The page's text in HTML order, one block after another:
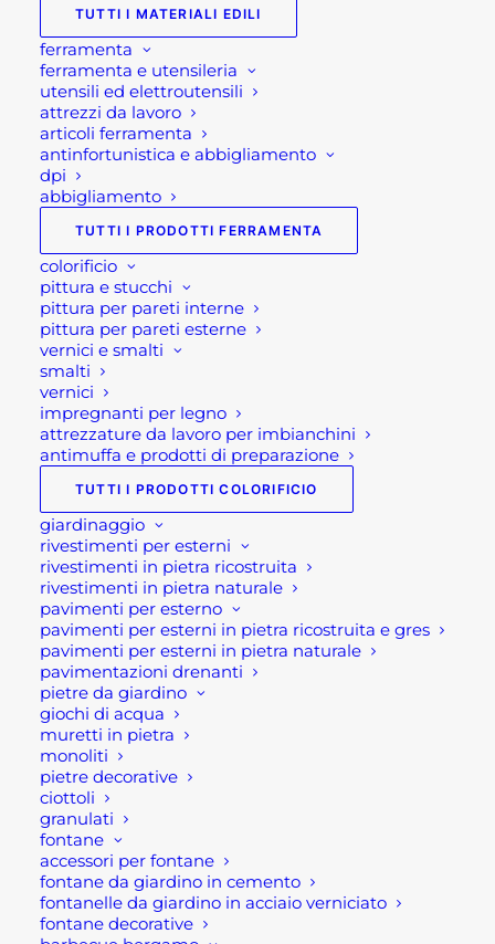
TUTTI I MATERIALI EDILI
ferramenta
ferramenta e utensileria
utensili ed elettroutensili
attrezzi da lavoro
articoli ferramenta
antinfortunistica e abbigliamento
dpi
abbigliamento
TUTTI I PRODOTTI FERRAMENTA
colorificio
pittura e stucchi
pittura per pareti interne
pittura per pareti esterne
vernici e smalti
smalti
vernici
impregnanti per legno
attrezzature da lavoro per imbianchini
antimuffa e prodotti di preparazione
TUTTI I PRODOTTI COLORIFICIO
giardinaggio
rivestimenti per esterni
rivestimenti in pietra ricostruita
rivestimenti in pietra naturale
pavimenti per esterno
pavimenti per esterni in pietra ricostruita e gres
pavimenti per esterni in pietra naturale
pavimentazioni drenanti
pietre da giardino
giochi di acqua
muretti in pietra
monoliti
pietre decorative
ciottoli
granulati
fontane
accessori per fontane
fontane da giardino in cemento
fontanelle da giardino in acciaio verniciato
fontane decorative
Dunque, solo ed esclusivamente fino al
31 agosto 2024, Velux premia i suoi
clienti e dona loro un cashback fino a
100 euro per ogni tapparella acquistata.
Approfittane subito e scegli
un'alternativa ecologica al
condizionatore.
I vantaggi della
promozione cashback
tapparelle Velux:
Protezione dal caldo 6 volte migliore
rispetto alle tende interne
Riduzione della temperatura interna fino
a 4°C
Più sostenibile dell'aria condizionata con
un costo che si ripaga nel tempo
Installazione in meno di 1 ora
Compatibile con tutte le generazioni di
finestre VELUX
Oscuramento ottimale
Isolamento dal rumore
Isolamento termico
Alluminio o Tessuto?
Scegli la soluzione
adatta a te
La tapparella in alluminio conferisce un
comfort termico in tutte le stagioni, oltre